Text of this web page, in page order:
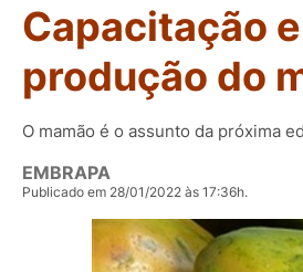
Conversor Colunistas
Capacitação
produção do
O mamão é o assunto da próxima
EMBRAPA
Publicado em 28/01/2022 às 17:36h.